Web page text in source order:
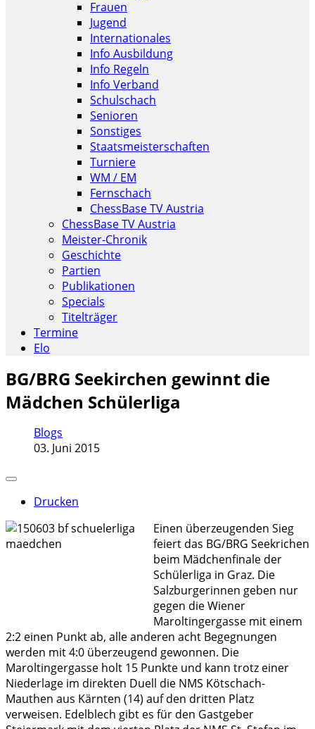
Frauen
Jugend
Internationales
Info Ausbildung
Info Regeln
Info Verband
Schulschach
Senioren
Sonstiges
Staatsmeisterschaften
Turniere
WM / EM
Fernschach
ChessBase TV Austria
ChessBase TV Austria
Meister-Chronik
Geschichte
Partien
Publikationen
Specials
Titelträger
Termine
Elo
BG/BRG Seekirchen gewinnt die
Mädchen Schülerliga
Blogs
03. Juni 2015
Drucken
Einen überzeugenden Sieg
feiert das BG/BRG Seekrichen
beim Mädchenfinale der
Schülerliga in Graz. Die
Salzburgerinnen geben nur
gegen die Wiener
Maroltingergasse mit einem
2:2 einen Punkt ab, alle anderen acht Begegnungen
werden mit 4:0 überzeugend gewonnen. Die
Maroltingergasse holt 15 Punkte und kann trotz einer
Niederlage im direkten Duell die NMS Kötschach-
Mauthen aus Kärnten (14) auf den dritten Platz
verweisen. Edelblech gibt es für den Gastgeber